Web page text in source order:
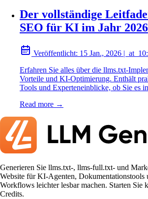
Der vollständige
SEO für KI im Jahr 2026
Veröffentlicht: 15 Jan., 2026 | at
Erfahren Sie alles über die llms.txt-
Vorteile und KI-Optimierung. Enthält
Tools und Experteneinblicke, ob Sie es
Read more →
Generieren Sie llms.txt-, llms-full.txt- und
Website für KI-Agenten, Dokumentationstools
Workflows leichter lesbar machen. Starten Sie
Credits.